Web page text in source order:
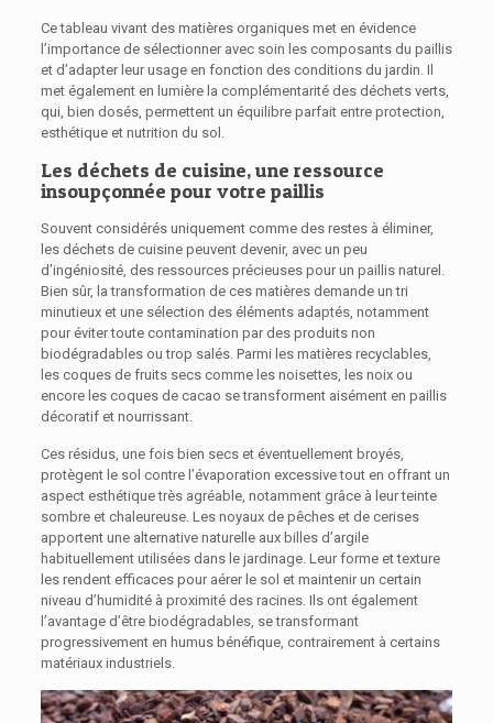
Ce tableau vivant des matières organiques met en évidence
l’importance de sélectionner avec soin les composants du paillis
et d’adapter leur usage en fonction des conditions du jardin. Il
met également en lumière la complémentarité des déchets verts,
qui, bien dosés, permettent un équilibre parfait entre protection,
esthétique et nutrition du sol.
Les déchets de cuisine, une ressource
insoupçonnée pour votre paillis
Souvent considérés uniquement comme des restes à éliminer,
les déchets de cuisine peuvent devenir, avec un peu
d’ingéniosité, des ressources précieuses pour un paillis naturel.
Bien sûr, la transformation de ces matières demande un tri
minutieux et une sélection des éléments adaptés, notamment
pour éviter toute contamination par des produits non
biodégradables ou trop salés. Parmi les matières recyclables,
les coques de fruits secs comme les noisettes, les noix ou
encore les coques de cacao se transforment aisément en paillis
décoratif et nourrissant.
Ces résidus, une fois bien secs et éventuellement broyés,
protègent le sol contre l’évaporation excessive tout en offrant un
aspect esthétique très agréable, notamment grâce à leur teinte
sombre et chaleureuse. Les noyaux de pêches et de cerises
apportent une alternative naturelle aux billes d’argile
habituellement utilisées dans le jardinage. Leur forme et texture
les rendent efficaces pour aérer le sol et maintenir un certain
niveau d’humidité à proximité des racines. Ils ont également
l’avantage d’être biodégradables, se transformant
progressivement en humus bénéfique, contrairement à certains
matériaux industriels.